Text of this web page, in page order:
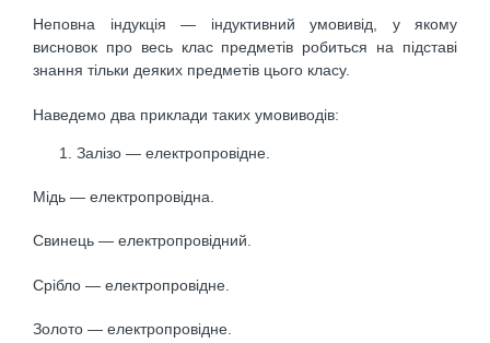
Неповна індукція — індуктивний умовивід, у якому
висновок про весь клас предметів робиться на підставі
знання тільки деяких предметів цього класу.
Наведемо два приклади таких умовиводів:
Залізо — електропровідне.
Мідь — електропровідна.
Свинець — електропровідний.
Срібло — електропровідне.
Золото — електропровідне.